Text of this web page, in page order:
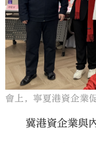
會上，寧夏港資企業
冀港資企業與